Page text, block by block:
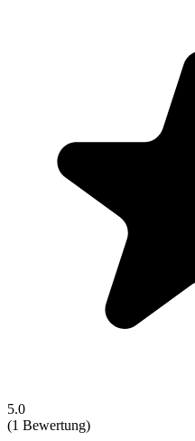
5.0
(1 Bewertung)